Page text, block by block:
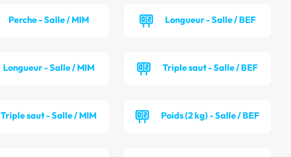
Perche - Salle / MIM Longueur - Salle / BEF
Longueur - Salle / MIM Triple saut - Salle / BEF
Triple saut - Salle / MIM Poids (2 kg) - Salle / BEF